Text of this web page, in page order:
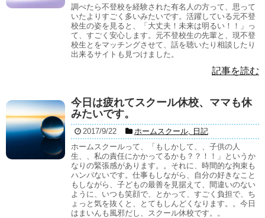
調べたら不登校を経験された有名人の方って、思って
いたよりすごく多いみたいです。活躍している元不登
校生の姿を見ると、「大丈夫！未来は明るい！！」っ
て、すごく安心します。元不登校生の先輩と、現不登
校生とをマッチングさせて、話を聴いたり相談したり
出来るサイトも見つけました。
記事を読む
今日は疲れてスクール休校、ママも休
みたいです。
2017/9/22 ホームスクール, 日記
ホームスクールって、「もしかして、、子供の人
生、、私の責任にかかってるかも？？！！」というか
なりの緊張感があります。。それに、時間的な拘束も
ハンパないです。仕事もしながら、自分の好きなこと
もしながら、子どもの最善を見据えて、間違いのない
ように、いつも笑顔で、とかって、すごく負担で、ち
ょっと気を抜くと、とてもしんどくなります。。今日
はまいんも風邪だし、スクール休校です。。